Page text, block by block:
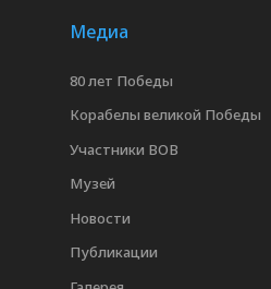
Медиа
80 лет Победы
Корабелы великой Победы
Участники ВОВ
Музей
Новости
Публикации